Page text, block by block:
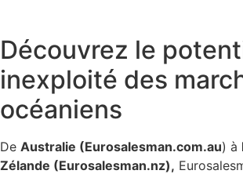
Découvrez le
inexploité des
océaniens
De Australie (Eurosalesman.com.au) à
Zélande (Eurosalesman.nz),